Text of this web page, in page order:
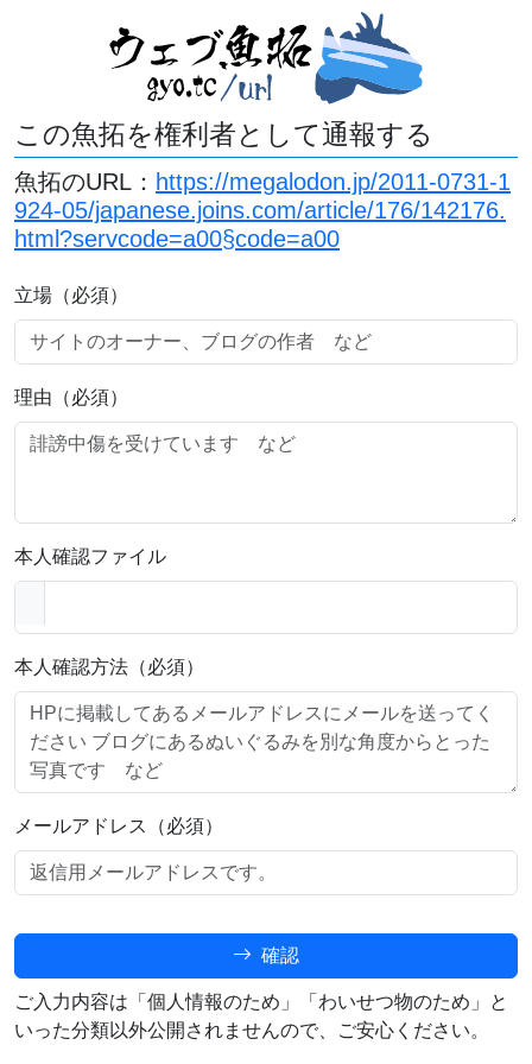
この魚拓を権利者として通報する
魚拓のURL： https://megalodon.jp/2011-0731-1
924-05/japanese.joins.com/article/176/142176.
html?servcode=a00§code=a00
立場（必須）
理由（必須）
本人確認ファイル
本人確認方法（必須）
メールアドレス（必須）
確認
ご入力内容は「個人情報のため」「わいせつ物のため」と
いった分類以外公開されませんので、ご安心ください。